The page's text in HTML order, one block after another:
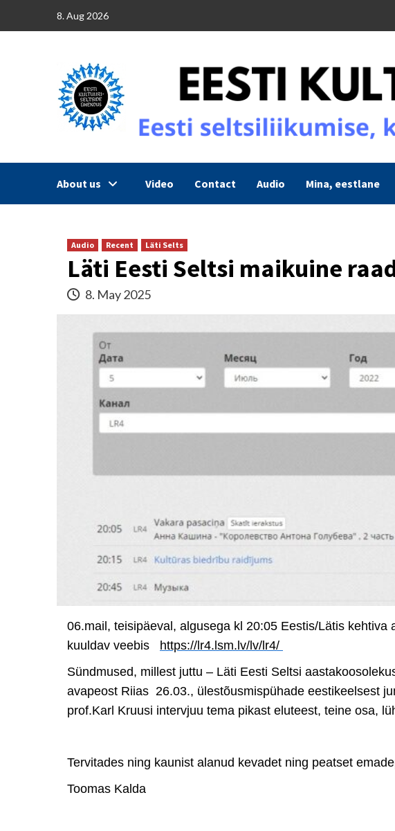
8. Aug 2026
About us Video Contact Audio Mina, eestlane
Audio Recent Läti Selts
Läti Eesti Seltsi maikuine
8. May 2025
06.mail, teisipäeval, algusega kl 20:05 Eestis/Lätis
kuuldav veebis https://lr4.lsm.lv/lv/lr4/
Sündmused, millest juttu – Läti Eesti Seltsi
avapeost Riias 26.03., ülestõusmispühade eestikeelsest
prof.Karl Kruusi intervjuu tema pikast eluteest, teine osa,
Tervitades ning kaunist alanud kevadet ning peatset
Toomas Kalda